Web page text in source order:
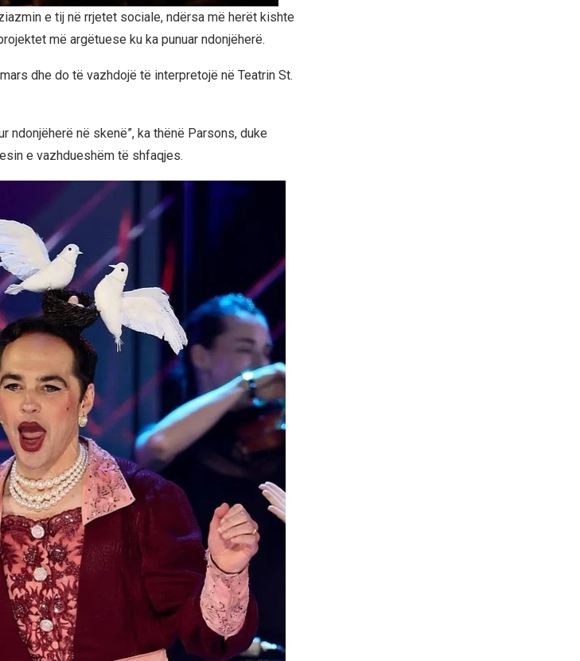
e tij në rrjetet sociale, ndërsa më herët kishte
më argëtuese ku ka punuar ndonjëherë.
dhe do të vazhdojë të interpretojë në Teatrin St.
ndonjëherë në skenë”, ka thënë Parsons, duke
e vazhdueshëm të shfaqjes.